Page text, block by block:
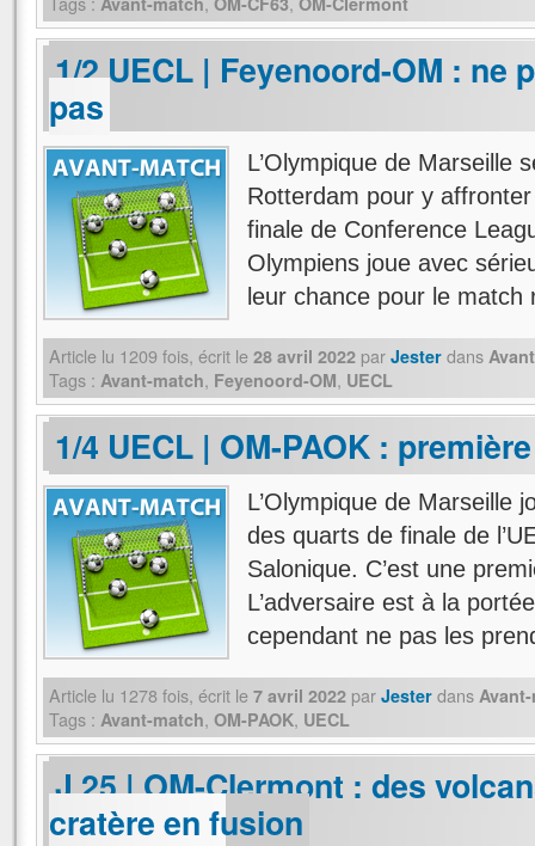
1/2 UECL | Feyenoord-OM : ne
pas
L’Olympique de Marseille
Rotterdam pour y
finale de Conference
Olympiens joue avec
leur chance pour le match
Article lu 1209 fois, écrit le 28 avril 2022 par Jester dans
Tags : Avant-match, Feyenoord-OM, UECL
1/4 UECL | OM-PAOK :
L’Olympique de Marseille
des quarts de finale de
Salonique. C’est une
L’adversaire est à la
cependant ne pas les
Article lu 1278 fois, écrit le 7 avril 2022 par Jester dans
Tags : Avant-match, OM-PAOK, UECL
J 25 | OM-Clermont : des
cratère en fusion